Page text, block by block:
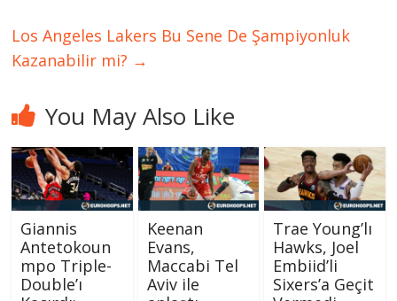
Los Angeles Lakers Bu Sene De Şampiyonluk
Kazanabilir mi? →
You May Also Like
Giannis
Antetokoun
mpo Triple-
Double’ı
Keenan
Evans,
Maccabi Tel
Aviv ile
Trae Young’lı
Hawks, Joel
Embiid’li
Sixers’a Geçit